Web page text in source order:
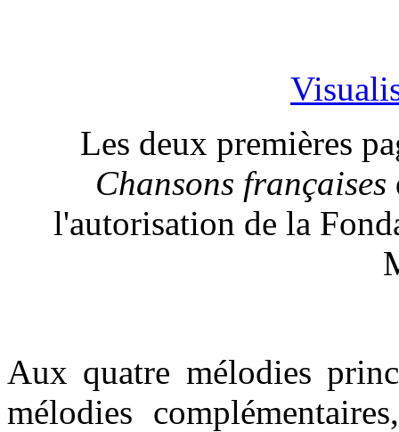
Les deux premières
Chansons françaises
l'autorisation de la
Aux quatre mélodies
mélodies